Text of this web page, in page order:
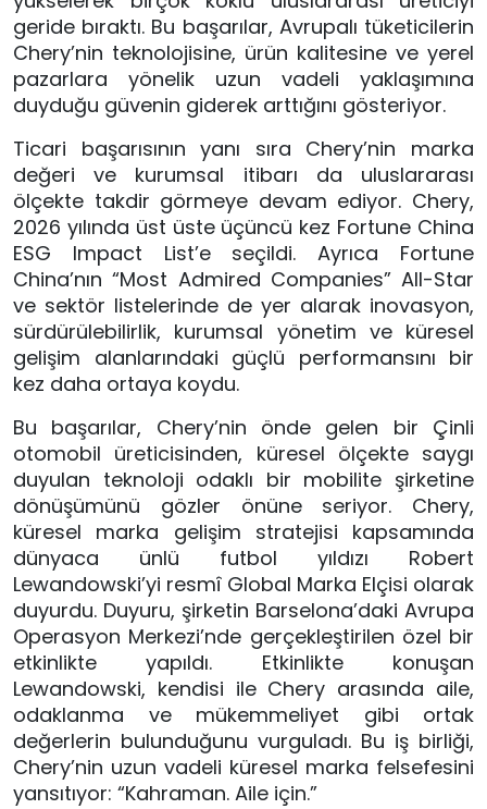
geride bıraktı. Bu başarılar, Avrupalı tüketicilerin
Chery’nin teknolojisine, ürün kalitesine ve yerel
pazarlara yönelik uzun vadeli yaklaşımına
duyduğu güvenin giderek arttığını gösteriyor.
Ticari başarısının yanı sıra Chery’nin marka
değeri ve kurumsal itibarı da uluslararası
ölçekte takdir görmeye devam ediyor. Chery,
2026 yılında üst üste üçüncü kez Fortune China
ESG Impact List’e seçildi. Ayrıca Fortune
China’nın “Most Admired Companies” All-Star
ve sektör listelerinde de yer alarak inovasyon,
sürdürülebilirlik, kurumsal yönetim ve küresel
gelişim alanlarındaki güçlü performansını bir
kez daha ortaya koydu.
Bu başarılar, Chery’nin önde gelen bir Çinli
otomobil üreticisinden, küresel ölçekte saygı
duyulan teknoloji odaklı bir mobilite şirketine
dönüşümünü gözler önüne seriyor. Chery,
küresel marka gelişim stratejisi kapsamında
dünyaca ünlü futbol yıldızı Robert
Lewandowski’yi resmî Global Marka Elçisi olarak
duyurdu. Duyuru, şirketin Barselona’daki Avrupa
Operasyon Merkezi’nde gerçekleştirilen özel bir
etkinlikte yapıldı. Etkinlikte konuşan
Lewandowski, kendisi ile Chery arasında aile,
odaklanma ve mükemmeliyet gibi ortak
değerlerin bulunduğunu vurguladı. Bu iş birliği,
Chery’nin uzun vadeli küresel marka felsefesini
yansıtıyor: “Kahraman. Aile için.”